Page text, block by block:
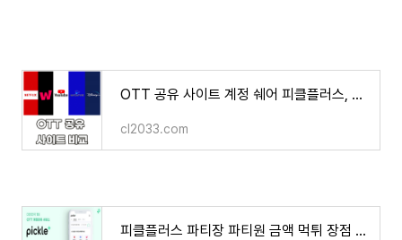
OTT 공유 사이트 계정 쉐어 피클플러스, 링키드, 그레이태그, 벗츠, 쉐어풀 비교 추천
cl2033.com
피클플러스 파티장 파티원 금액 먹튀 장점 단점 OTT 계정 공유 서비스 2분 만에 알아보기